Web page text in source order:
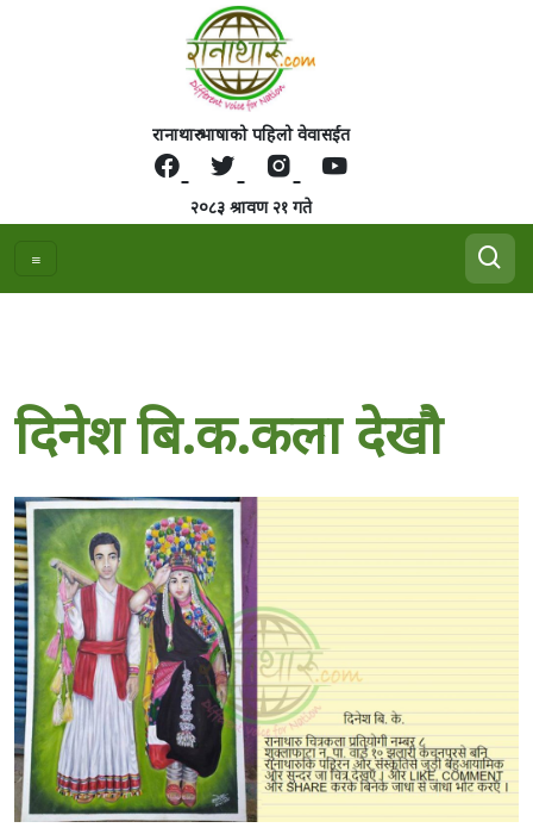
रानाथारु भाषाको पहिलो वेवासईत
२०८३ श्रावण २१ गते
दिनेश बि.क.कला देखाै